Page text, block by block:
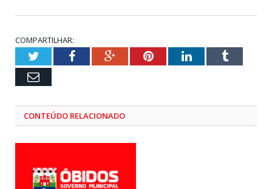
COMPARTILHAR:
TwitterFacebookGoogle+PinterestLinkedInTumblr
Email
CONTEÚDO RELACIONADO